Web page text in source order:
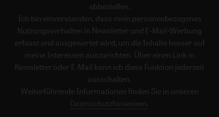
abbestellen.
Ich bin einverstanden, dass mein personenbezogenes
Nutzungsverhalten in Newsletter und E-Mail-Werbung
erfasst und ausgewertet wird, um die Inhalte besser auf
meine Interessen auszurichten. Über einen Link in
Newsletter oder E-Mail kann ich diese Funktion jederzeit
ausschalten.
Weiterführende Informationen finden Sie in unseren
Datenschutzhinweisen .